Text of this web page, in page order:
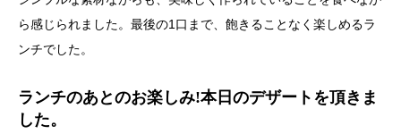
ら感じられました。最後の1口まで、飽きることなく楽しめるラ
ンチでした。
ランチのあとのお楽しみ!本日のデザートを頂きま
した。